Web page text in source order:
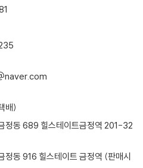
배)
정동 689 힐스테이트금정역 201-32
정동 916 힐스테이트 금정역 (판매시